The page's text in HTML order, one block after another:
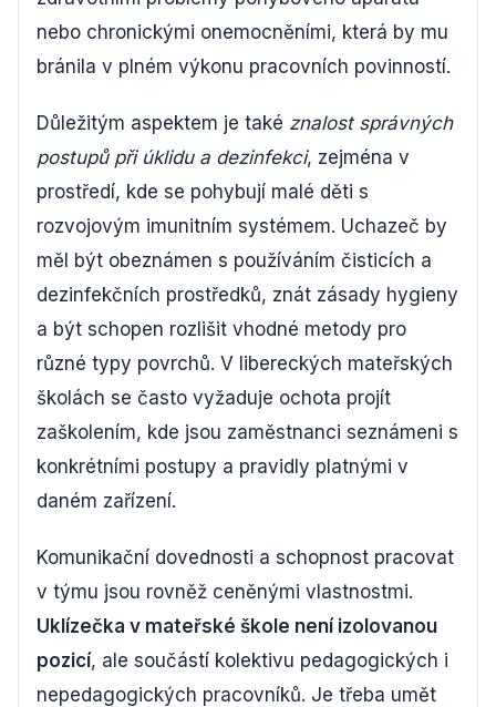
nebo chronickými onemocněními, která by mu
bránila v plném výkonu pracovních povinností.
Důležitým aspektem je také znalost správných
postupů při úklidu a dezinfekci, zejména v
prostředí, kde se pohybují malé děti s
rozvojovým imunitním systémem. Uchazeč by
měl být obeznámen s používáním čisticích a
dezinfekčních prostředků, znát zásady hygieny
a být schopen rozlišit vhodné metody pro
různé typy povrchů. V libereckých mateřských
školách se často vyžaduje ochota projít
zaškolením, kde jsou zaměstnanci seznámeni s
konkrétními postupy a pravidly platnými v
daném zařízení.
Komunikační dovednosti a schopnost pracovat
v týmu jsou rovněž ceněnými vlastnostmi.
Uklízečka v mateřské škole není izolovanou
pozicí, ale součástí kolektivu pedagogických i
nepedagogických pracovníků. Je třeba umět